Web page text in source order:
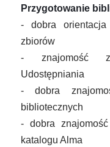
Przygotowanie
- dobra
zbiorów
- znajomość
Udostępniania
- dobra
bibliotecznych
- dobra
katalogu Alma